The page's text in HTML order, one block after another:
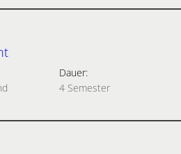
Dauer:
4 Semester